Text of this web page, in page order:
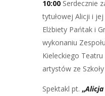
10:00 Serdecznie
tytułowej Alicji i
Elżbiety Pańtak i
wykonaniu
Kieleckiego
artystów ze
Spektakl pt. „